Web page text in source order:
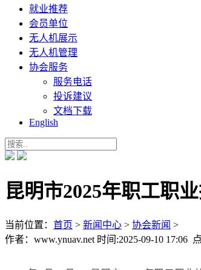
就业推荐
会员单位
无人机展示
无人机管理
协会服务
服务电话
投诉建议
文档下载
English
昆明市2025年职工职
当前位置： 首页 > 新闻中心 > 协会新闻 >
作者：www.ynuav.net 时间:2025-09-10 17:06